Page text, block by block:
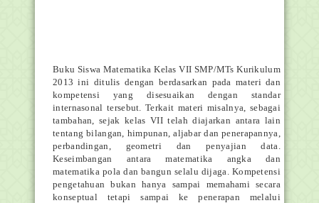
Buku Siswa Matematika Kelas VII SMP/MTs Kurikulum
2013 ini ditulis dengan berdasarkan pada materi dan
kompetensi yang disesuaikan dengan standar
internasonal tersebut. Terkait materi misalnya, sebagai
tambahan, sejak kelas VII telah diajarkan antara lain
tentang bilangan, himpunan, aljabar dan penerapannya,
perbandingan, geometri dan penyajian data.
Keseimbangan antara matematika angka dan
matematika pola dan bangun selalu dijaga. Kompetensi
pengetahuan bukan hanya sampai memahami secara
konseptual tetapi sampai ke penerapan melalui